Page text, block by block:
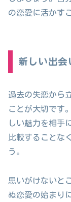
の恋愛に活かす
新しい出会
過去の失恋から
ことが大切です
しい魅力を相手
比較することな
う。
思いがけないと
ぬ恋愛の始まり